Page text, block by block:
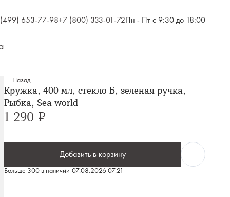
653-77-98+7 (800) 333-01-72Пн - Пт с 9:30 до 18:00
Назад
Кружка, 400 мл, стекло Б, зеленая ручка,
Рыбка, Sea world
1 290 ₽
Больше 300 в наличии 07.08.2026 07:21
Добавить в корзину